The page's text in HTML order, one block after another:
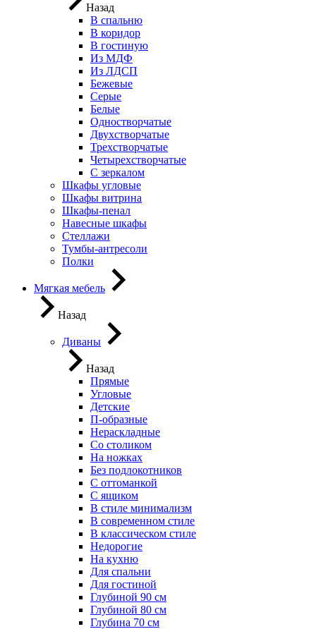
Назад
В спальню
В коридор
В гостиную
Из МДФ
Из ЛДСП
Бежевые
Серые
Белые
Одностворчатые
Двухстворчатые
Трехстворчатые
Четырехстворчатые
С зеркалом
Шкафы угловые
Шкафы витрина
Шкафы-пенал
Навесные шкафы
Стеллажи
Тумбы-антресоли
Полки
Мягкая мебель
Назад
Диваны
Назад
Прямые
Угловые
Детские
П-образные
Нераскладные
Со столиком
На ножках
Без подлокотников
С оттоманкой
С ящиком
В стиле минимализм
В современном стиле
В классическом стиле
Недорогие
На кухню
Для спальни
Для гостиной
Глубиной 90 см
Глубиной 80 см
Глубина 70 см